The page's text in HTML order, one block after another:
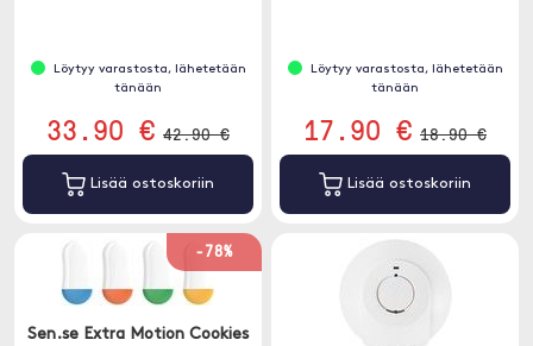
Löytyy varastosta, lähetetään
tänään
33.90 € 42.90 €
Lisää ostoskoriin
Löytyy varastosta, lähetetään
tänään
17.90 € 18.90 €
Lisää ostoskoriin
-78%
Sen.se Extra Motion Cookies